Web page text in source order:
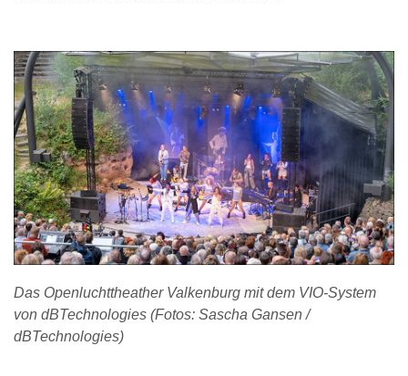
Das Openluchttheather Valkenburg mit dem VIO-System
von dBTechnologies (Fotos: Sascha Gansen /
dBTechnologies)